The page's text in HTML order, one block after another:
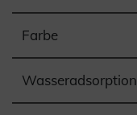
Farbe
Wasseradsorption